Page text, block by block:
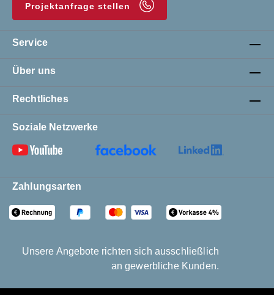
Projektanfrage stellen
Service
Über uns
Rechtliches
Soziale Netzwerke
Zahlungsarten
Unsere Angebote richten sich ausschließlich
an gewerbliche Kunden.